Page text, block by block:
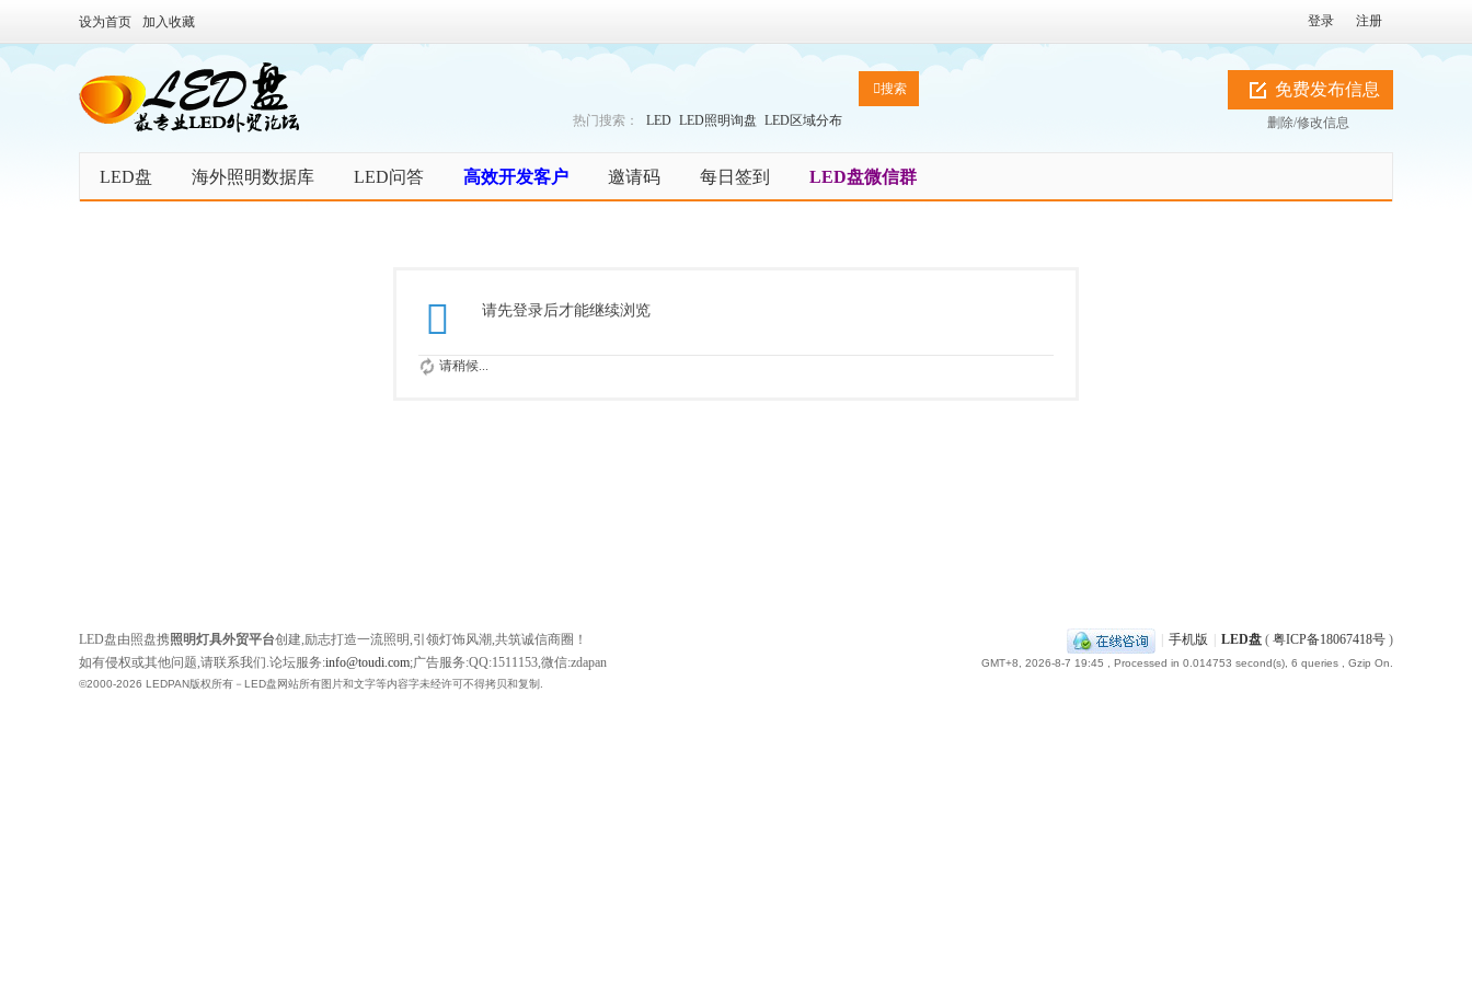
登录 注册
设为首页 加入收藏
搜索
热门搜索： LED LED照明询盘 LED区域分布
免费发布信息
删除/修改信息
LED盘 海外照明数据库 LED问答 高效开发客户 邀请码 每日签到 LED盘微信群
请先登录后才能继续浏览
请稍候...
手机版 LED盘 ( 粤ICP备18067418号 )
GMT+8, 2026-8-7 19:45 , Processed in 0.014753 second(s), 6 queries , Gzip On.
LED盘由照盘携照明灯具外贸平台创建,励志打造一流照明,引领灯饰风潮,共筑诚信商圈！
如有侵权或其他问题,请联系我们.论坛服务:info@toudi.com;广告服务:QQ:1511153,微信:zdapan
©2000-2026 LEDPAN版权所有－LED盘网站所有图片和文字等内容字未经许可不得拷贝和复制.